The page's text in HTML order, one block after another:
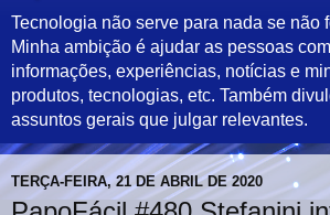
Tecnologia não serve para nada se não
Minha ambição é ajudar as pessoas
informações, experiências, notícias e
produtos, tecnologias, etc. Também
assuntos gerais que julgar relevantes.
TERÇA-FEIRA, 21 DE ABRIL DE 2020